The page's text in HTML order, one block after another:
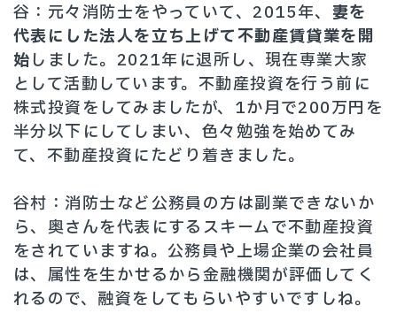
谷：元々消防士をやっていて、2015年、 妻を
代表にした法人を立ち上げて不動産賃貸業を開
始しました。2021年に退所し、現在専業大家
として活動しています。不動産投資を行う前に
株式投資をしてみましたが、1か月で200万円を
半分以下にしてしまい、色々勉強を始めてみ
て、不動産投資にたどり着きました。
谷村：消防士など公務員の方は副業できないか
ら、奥さんを代表にするスキームで不動産投資
をされていますね。公務員や上場企業の会社員
は、属性を生かせるから金融機関が評価してく
れるので、融資をしてもらいやすいですしね。